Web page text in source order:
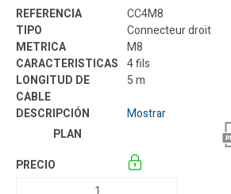
CC4M8
Connecteur droit
M8
4 fils
5 m
Mostrar